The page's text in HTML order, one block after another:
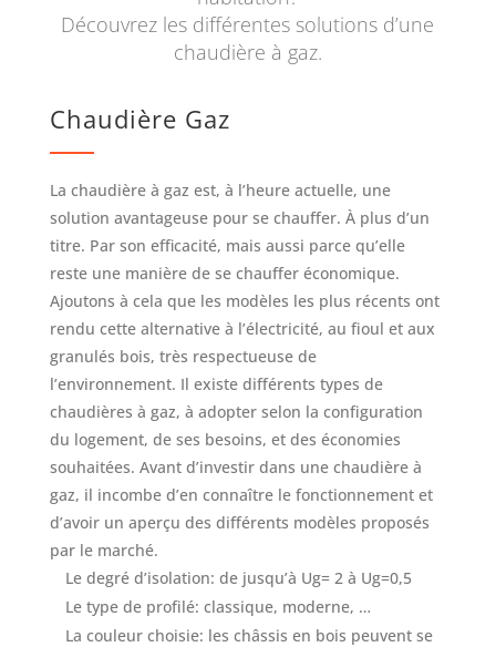
Découvrez les différentes solutions d’une
chaudière à gaz.
Chaudière Gaz
La chaudière à gaz est, à l’heure actuelle, une
solution avantageuse pour se chauffer. À plus d’un
titre. Par son efficacité, mais aussi parce qu’elle
reste une manière de se chauffer économique.
Ajoutons à cela que les modèles les plus récents ont
rendu cette alternative à l’électricité, au fioul et aux
granulés bois, très respectueuse de
l’environnement. Il existe différents types de
chaudières à gaz, à adopter selon la configuration
du logement, de ses besoins, et des économies
souhaitées. Avant d’investir dans une chaudière à
gaz, il incombe d’en connaître le fonctionnement et
d’avoir un aperçu des différents modèles proposés
par le marché.
Le degré d’isolation: de jusqu’à Ug= 2 à Ug=0,5
Le type de profilé: classique, moderne, …
La couleur choisie: les châssis en bois peuvent se